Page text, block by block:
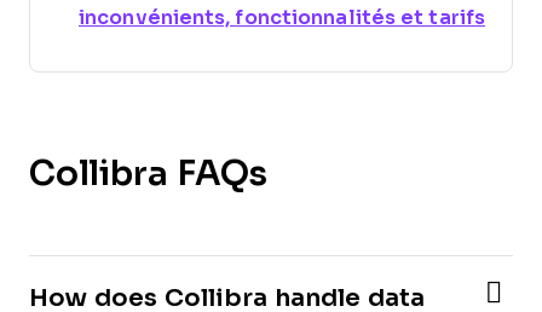
inconvénients, fonctionnalités et tarifs
Collibra FAQs
How does Collibra handle data